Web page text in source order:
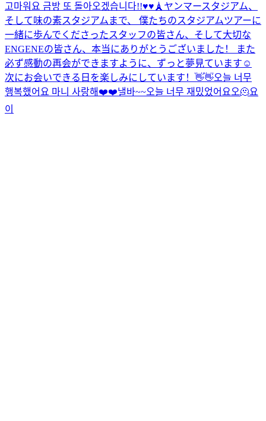
고마워요 금방 또 돌아오겠습니다!!♥️♥️ 🗼 ヤンマースタジアム、
そして味の素スタジアムまで、 僕たちのスタジアムツアーに
一緒に歩んでくださったスタッフの皆さん、そして大切な
ENGENEの皆さん、本当にありがとうございました！ また
必ず感動の再会ができますように、ずっと夢見ています☺️
次にお会いできる日を楽しみにしています！👋👋오늘 너무
행복했어요 마니 사랑해❤️❤️낼바~~오늘 너무 재밌었어요오🫠요
이